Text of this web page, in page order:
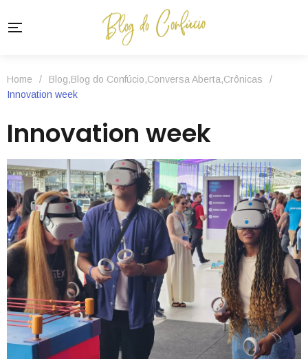
Home / Blog,Blog do Confúcio,Conversa Aberta,Crônicas
/
Innovation week
Innovation week